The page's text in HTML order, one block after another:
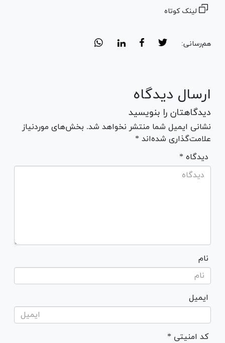
لینک کوتاه
هم‌رسانی:
ارسال دیدگاه
دیدگاهتان را بنویسید
نشانی ایمیل شما منتشر نخواهد شد. بخش‌های موردنیاز
علامت‌گذاری شده‌اند *
* دیدگاه
نام
ایمیل
* کد امنیتی